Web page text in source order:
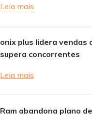
Leia mais
onix plus lidera vendas
supera concorrentes
Leia mais
Ram abandona plano